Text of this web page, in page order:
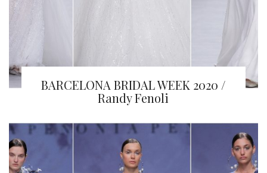
BARCELONA BRIDAL WEEK 2020 /
Randy Fenoli